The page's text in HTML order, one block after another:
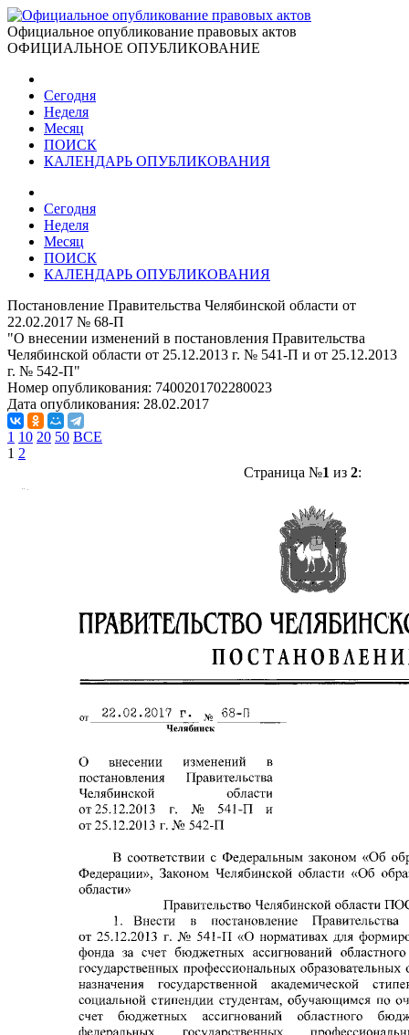
Официальное опубликование правовых актов
ОФИЦИАЛЬНОЕ ОПУБЛИКОВАНИЕ
Сегодня
Неделя
Месяц
ПОИСК
КАЛЕНДАРЬ ОПУБЛИКОВАНИЯ
Сегодня
Неделя
Месяц
ПОИСК
КАЛЕНДАРЬ ОПУБЛИКОВАНИЯ
Постановление Правительства Челябинской области от
22.02.2017 № 68-П
"О внесении изменений в постановления Правительства
Челябинской области от 25.12.2013 г. № 541-П и от 25.12.2013
г. № 542-П"
Номер опубликования: 7400201702280023
Дата опубликования: 28.02.2017
1 10 20 50 ВСЕ
1 2
Страница №1 из 2: